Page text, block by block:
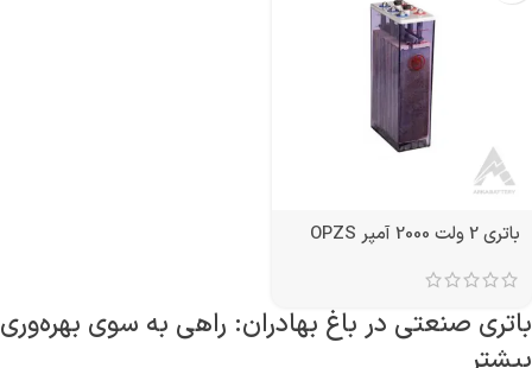
باتری 2 ولت 2000 آمپر OPZS
باتری صنعتی در باغ بهادران: راهی به سوی بهره‌وری